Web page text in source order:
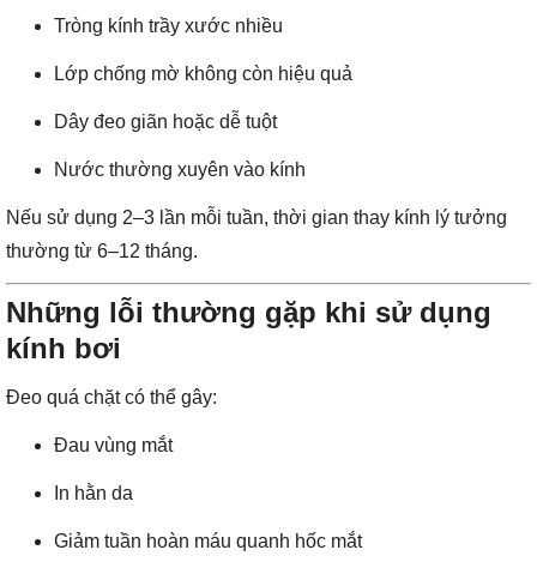
Tròng kính trầy xước nhiều
Lớp chống mờ không còn hiệu quả
Dây đeo giãn hoặc dễ tuột
Nước thường xuyên vào kính
Nếu sử dụng 2–3 lần mỗi tuần, thời gian thay kính lý tưởng
thường từ 6–12 tháng.
Những lỗi thường gặp khi sử dụng
kính bơi
Đeo quá chặt có thể gây:
Đau vùng mắt
In hằn da
Giảm tuần hoàn máu quanh hốc mắt